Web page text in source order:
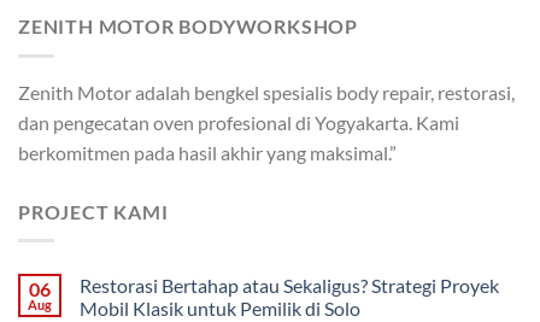
ZENITH MOTOR BODYWORKSHOP
Zenith Motor adalah bengkel spesialis body repair, restorasi,
dan pengecatan oven profesional di Yogyakarta. Kami
berkomitmen pada hasil akhir yang maksimal.”
PROJECT KAMI
06
Aug
Restorasi Bertahap atau Sekaligus? Strategi Proyek
Mobil Klasik untuk Pemilik di Solo